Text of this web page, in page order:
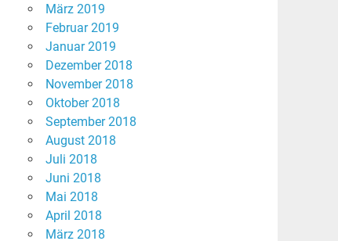
März 2019
Februar 2019
Januar 2019
Dezember 2018
November 2018
Oktober 2018
September 2018
August 2018
Juli 2018
Juni 2018
Mai 2018
April 2018
März 2018